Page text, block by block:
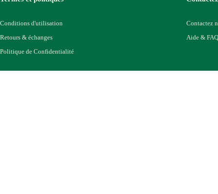
Conditions d'utilisation
Retours & échanges
Politique de Confidentialité
Contactez
Aide & FAQ